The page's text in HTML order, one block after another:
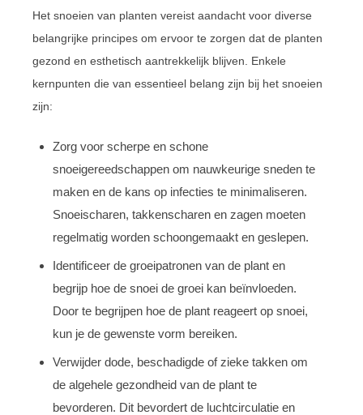
Het snoeien van planten vereist aandacht voor diverse
belangrijke principes om ervoor te zorgen dat de planten
gezond en esthetisch aantrekkelijk blijven. Enkele
kernpunten die van essentieel belang zijn bij het snoeien
zijn:
Zorg voor scherpe en schone
snoeigereedschappen om nauwkeurige sneden te
maken en de kans op infecties te minimaliseren.
Snoeischaren, takkenscharen en zagen moeten
regelmatig worden schoongemaakt en geslepen.
Identificeer de groeipatronen van de plant en
begrijp hoe de snoei de groei kan beïnvloeden.
Door te begrijpen hoe de plant reageert op snoei,
kun je de gewenste vorm bereiken.
Verwijder dode, beschadigde of zieke takken om
de algehele gezondheid van de plant te
bevorderen. Dit bevordert de luchtcirculatie en